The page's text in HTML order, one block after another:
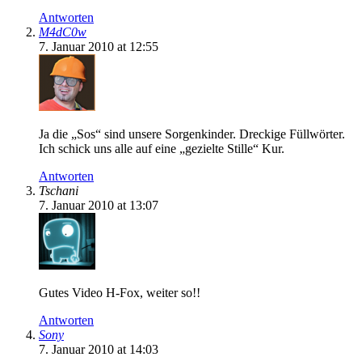
Antworten
M4dC0w
7. Januar 2010 at 12:55
Ja die „Sos“ sind unsere Sorgenkinder. Dreckige Füllwörter.
Ich schick uns alle auf eine „gezielte Stille“ Kur.
Antworten
Tschani
7. Januar 2010 at 13:07
Gutes Video H-Fox, weiter so!!
Antworten
Sony
7. Januar 2010 at 14:03